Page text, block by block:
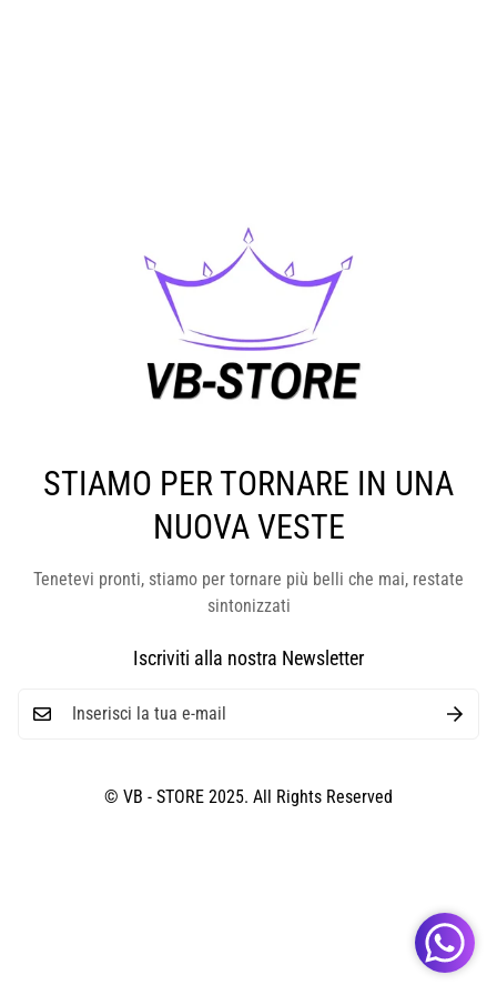
STIAMO PER TORNARE IN UNA
NUOVA VESTE
Tenetevi pronti, stiamo per tornare più belli che mai, restate
sintonizzati
Iscriviti alla nostra Newsletter
© VB - STORE 2025. All Rights Reserved